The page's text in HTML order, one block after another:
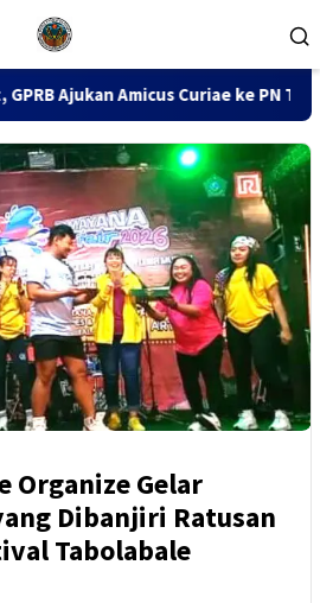
Curiae ke PN Tipikor Surabaya
Organize Gelar
Dibanjiri Ratusan
Tabolabale